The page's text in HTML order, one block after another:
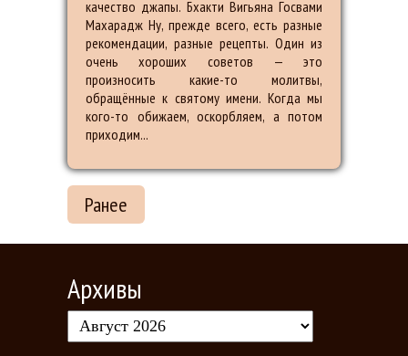
качество джапы. Бхакти Вигьяна Госвами
Махарадж Ну, прежде всего, есть разные
рекомендации, разные рецепты. Один из
очень хороших советов — это
произносить какие-то молитвы,
обращённые к святому имени. Когда мы
кого-то обижаем, оскорбляем, а потом
приходим...
Ранее
Архивы